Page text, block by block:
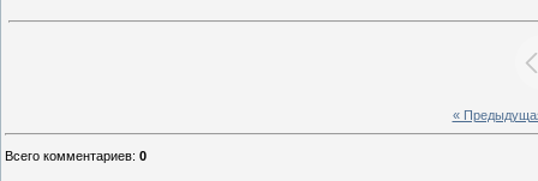
«
Всего комментариев: 0